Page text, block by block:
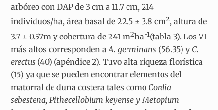
arbóreo con DAP de 3 cm a 11.7 cm, 214
individuos/ha, área basal de 22.5 ± 3.8 cm2, altura de
3.7 ± 0.57m y cobertura de 241 m2ha-1(tabla 3). Los VI
más altos corresponden aA. germinans (56.35) y C.
erectus (40) (apéndice 2). Tuvo alta riqueza florística
(15) ya que se pueden encontrar elementos del
matorral de duna costera tales como Cordia
sebestena, Pithecellobium keyense y Metopium